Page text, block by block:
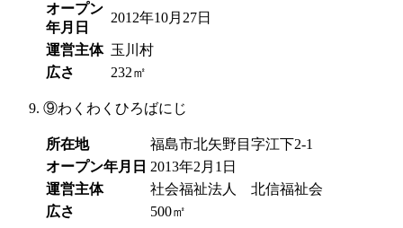
オープン
年月日
2012年10月27日
運営主体 玉川村
広さ
232㎡
⑨わくわくひろばにじ
所在地
福島市北矢野目字江下2-1
オープン年月日 2013年2月1日
運営主体
社会福祉法人 北信福祉会
広さ
500㎡